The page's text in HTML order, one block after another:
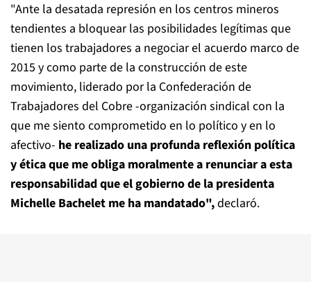
"Ante la desatada represión en los centros mineros
tendientes a bloquear las posibilidades legítimas que
tienen los trabajadores a negociar el acuerdo marco de
2015 y como parte de la construcción de este
movimiento, liderado por la Confederación de
Trabajadores del Cobre -organización sindical con la
que me siento comprometido en lo político y en lo
afectivo- he realizado una profunda reflexión política
y ética que me obliga moralmente a renunciar a esta
responsabilidad que el gobierno de la presidenta
Michelle Bachelet me ha mandatado",declaró.